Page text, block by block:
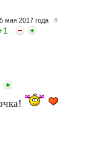
5 мая 2017 года #
1